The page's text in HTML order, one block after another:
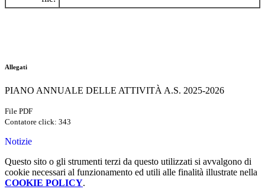
Allegati
PIANO ANNUALE DELLE ATTIVITÀ A.S. 2025-2026
File PDF
Contatore click: 343
Notizie
Questo sito o gli strumenti terzi da questo utilizzati si avvalgono di
cookie necessari al funzionamento ed utili alle finalità illustrate nella
COOKIE POLICY.